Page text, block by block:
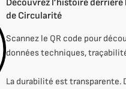
Découvrez l’histoire
de Circularité
Scannez le QR code pour
données techniques,
La durabilité est transparente.